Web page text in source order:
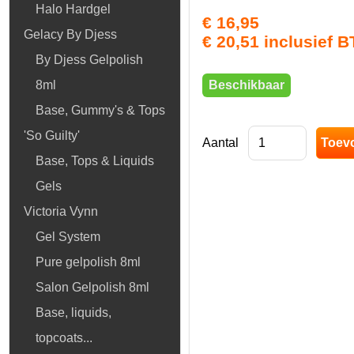
Halo Hardgel
Gelacy By Djess
By Djess Gelpolish
8ml
Base, Gummy's & Tops
'So Guilty'
Base, Tops & Liquids
Gels
Victoria Vynn
Gel System
Pure gelpolish 8ml
Salon Gelpolish 8ml
Base, liquids,
topcoats...
€ 16,95
€ 20,51 inclusief
Beschikbaar
Aantal